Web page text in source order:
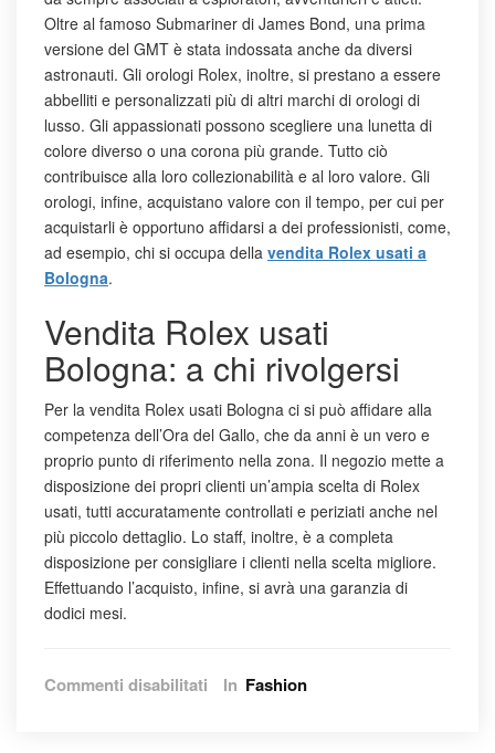
Oltre al famoso Submariner di James Bond, una prima
versione del GMT è stata indossata anche da diversi
astronauti. Gli orologi Rolex, inoltre, si prestano a essere
abbelliti e personalizzati più di altri marchi di orologi di
lusso. Gli appassionati possono scegliere una lunetta di
colore diverso o una corona più grande. Tutto ciò
contribuisce alla loro collezionabilità e al loro valore. Gli
orologi, infine, acquistano valore con il tempo, per cui per
acquistarli è opportuno affidarsi a dei professionisti, come,
ad esempio, chi si occupa della vendita Rolex usati a
Bologna.
Vendita Rolex usati
Bologna: a chi rivolgersi
Per la vendita Rolex usati Bologna ci si può affidare alla
competenza dell’Ora del Gallo, che da anni è un vero e
proprio punto di riferimento nella zona. Il negozio mette a
disposizione dei propri clienti un’ampia scelta di Rolex
usati, tutti accuratamente controllati e periziati anche nel
più piccolo dettaglio. Lo staff, inoltre, è a completa
disposizione per consigliare i clienti nella scelta migliore.
Effettuando l’acquisto, infine, si avrà una garanzia di
dodici mesi.
Commenti disabilitati suIn Fashion